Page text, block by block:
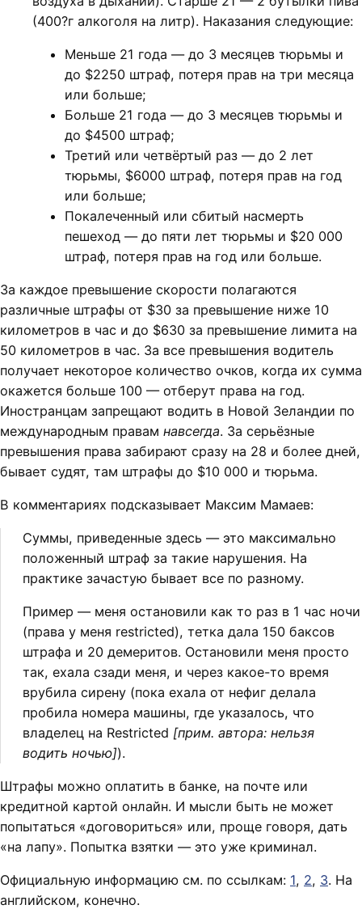
(400?г алкоголя на литр). Наказания следующие:
Меньше 21 года — до 3 месяцев тюрьмы и
до $2250 штраф, потеря прав на три месяца
или больше;
Больше 21 года — до 3 месяцев тюрьмы и
до $4500 штраф;
Третий или четвёртый раз — до 2 лет
тюрьмы, $6000 штраф, потеря прав на год
или больше;
Покалеченный или сбитый насмерть
пешеход — до пяти лет тюрьмы и $20 000
штраф, потеря прав на год или больше.
За каждое превышение скорости полагаются
различные штрафы от $30 за превышение ниже 10
километров в час и до $630 за превышение лимита на
50 километров в час. За все превышения водитель
получает некоторое количество очков, когда их сумма
окажется больше 100 — отберут права на год.
Иностранцам запрещают водить в Новой Зеландии по
международным правам навсегда. За серьёзные
превышения права забирают сразу на 28 и более дней,
бывает судят, там штрафы до $10 000 и тюрьма.
В комментариях подсказывает Максим Мамаев:
Суммы, приведенные здесь — это максимально
положенный штраф за такие нарушения. На
практике зачастую бывает все по разному.
Пример — меня остановили как то раз в 1 час ночи
(права у меня restricted), тетка дала 150 баксов
штрафа и 20 демеритов. Остановили меня просто
так, ехала сзади меня, и через какое-то время
врубила сирену (пока ехала от нефиг делала
пробила номера машины, где указалось, что
владелец на Restricted [прим. автора: нельзя
водить ночью]).
Штрафы можно оплатить в банке, на почте или
кредитной картой онлайн. И мысли быть не может
попытаться «договориться» или, проще говоря, дать
«на лапу». Попытка взятки — это уже криминал.
Официальную информацию см. по ссылкам: 1, 2, 3. На
английском, конечно.